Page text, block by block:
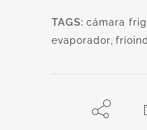
TAGS: cámara
evaporador